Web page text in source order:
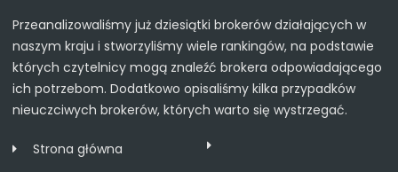
Przeanalizowaliśmy już dziesiątki brokerów działających w
naszym kraju i stworzyliśmy wiele rankingów, na podstawie
których czytelnicy mogą znaleźć brokera odpowiadającego
ich potrzebom. Dodatkowo opisaliśmy kilka przypadków
nieuczciwych brokerów, których warto się wystrzegać.
Strona główna